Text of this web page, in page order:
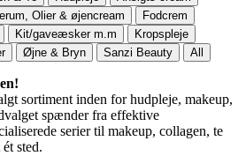
Olier & øjencream
Fodcrem
Kit/gaveæsker m.m
Kropspleje
Øjne & Bryn Sanzi Beauty All
sortiment inden for hudpleje, makeup,
spænder fra effektive
serier til makeup, collagen, te
sted.